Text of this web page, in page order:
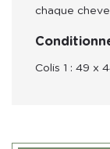
chaque
Colis 1 : 49 x